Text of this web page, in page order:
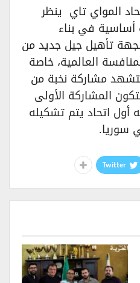
المواي تاي ينظر
في بناء
تأهيل جيل جديد من
العالمية، خاصة
مشاركة نخبة من
المشاركة الأولى
أول اتحاد يتم تشكيله
سوريا.
Twitter